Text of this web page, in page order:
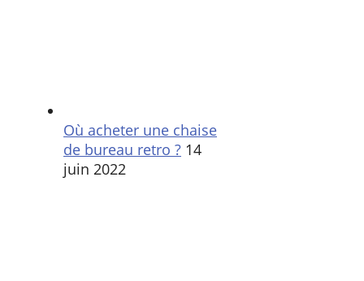
Où acheter une chaise
de bureau retro ? 14
juin 2022